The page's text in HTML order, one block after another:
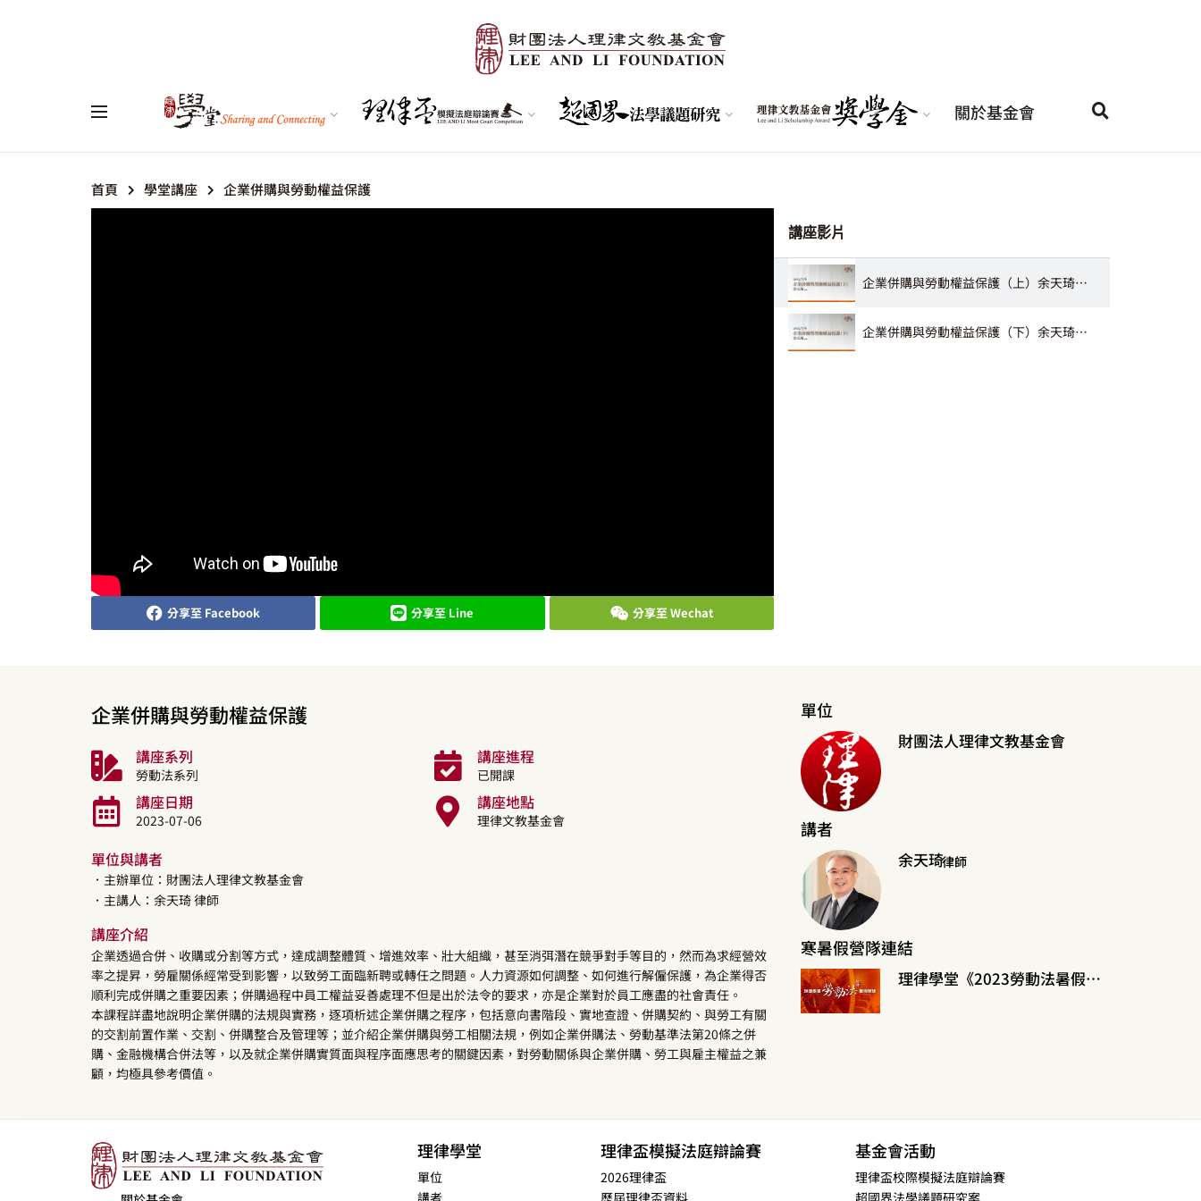
關於基金會
首頁 學堂講座 企業併購與勞動權益保護
講座影片
企業併購與勞動權益保護（上）余天琦律師
企業併購與勞動權益保護（下）余天琦律師
分享至 Facebook 分享至 Line 分享至 Wechat
企業併購與勞動權益保護
講座系列
勞動法系列
講座進程
已開課
講座日期
2023-07-06
講座地點
理律文教基金會
單位與講者
．主辦單位：財團法人理律文教基金會
．主講人： 余天琦律師
講座介紹
企業透過合併、收購或分割等方式，達成調整體質、增進效率、壯大組織，甚至消弭潛在競爭對手等目的，然而為求經營效
率之提昇，勞雇關係經常受到影響，以致勞工面臨新聘或轉任之問題。人力資源如何調整、如何進行解僱保護，為企業得否
順利完成併購之重要因素；併購過程中員工權益妥善處理不但是出於法令的要求，亦是企業對於員工應盡的社會責任。
本課程詳盡地說明企業併購的法規與實務，逐項析述企業併購之程序，包括意向書階段、實地查證、併購契約、與勞工有關
的交割前置作業、交割、併購整合及管理等；並介紹企業併購與勞工相關法規，例如企業併購法、勞動基準法第20條之併
購、金融機構合併法等，以及就企業併購實質面與程序面應思考的關鍵因素，對勞動關係與企業併購、勞工與雇主權益之兼
顧，均極具參考價值。
單位
財團法人理律文教基金會
講者
余天琦律師
寒暑假營隊連結
理律學堂《2023勞動法暑假營隊》
理律學堂
單位
講者
理律盃模擬法庭辯論賽
2026理律盃
歷屆理律盃資料
基金會活動
理律盃校際模擬法庭辯論賽
超國界法學議題研究案